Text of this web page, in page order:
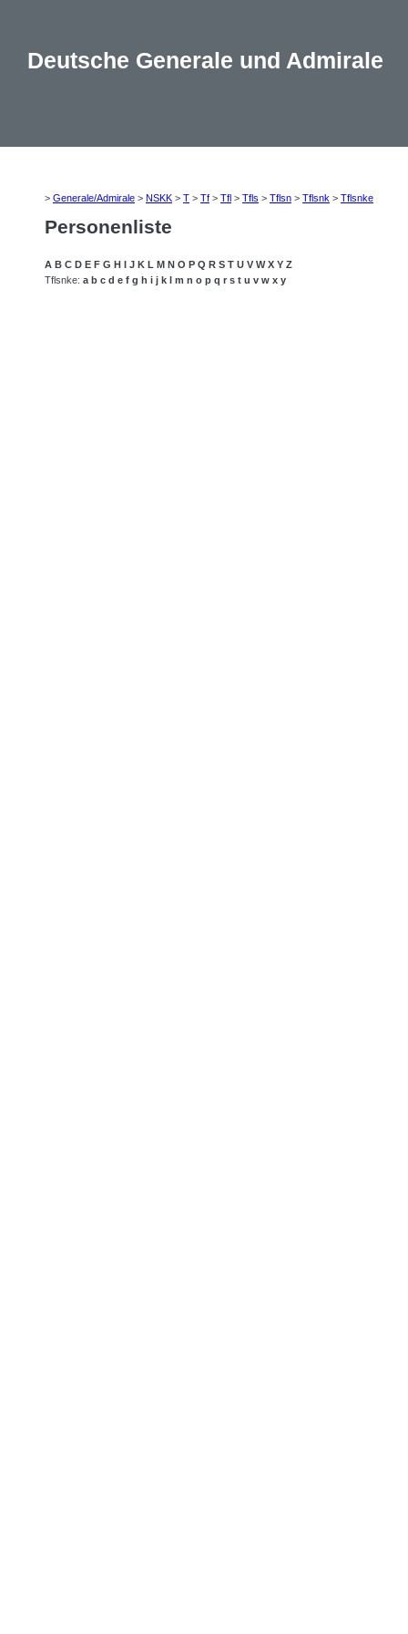
Deutsche Generale und Admirale
> Generale/Admirale > NSKK > T > Tf > Tfl > Tfls > Tflsn > Tflsnk > Tflsnke
Personenliste
A B C D E F G H I J K L M N O P Q R S T U V W X Y Z
Tflsnke: a b c d e f g h i j k l m n o p q r s t u v w x y